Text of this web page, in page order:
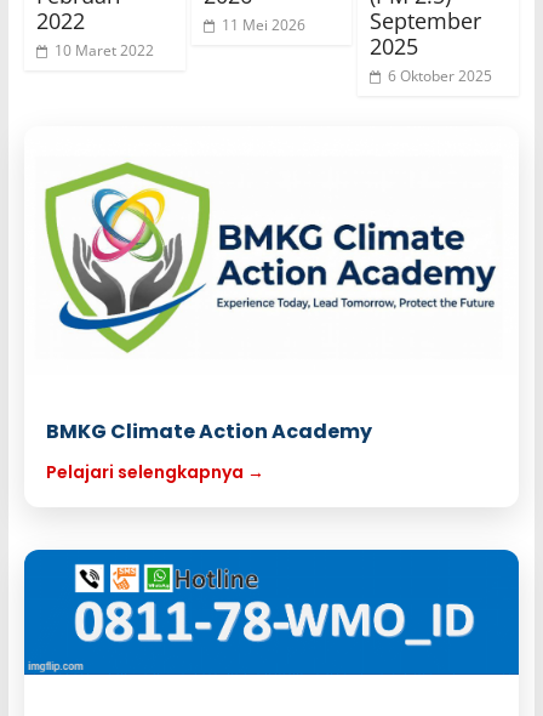
2022
10 Maret 2022
11 Mei 2026
September
2025
6 Oktober 2025
BMKG Climate Action Academy
Pelajari selengkapnya →